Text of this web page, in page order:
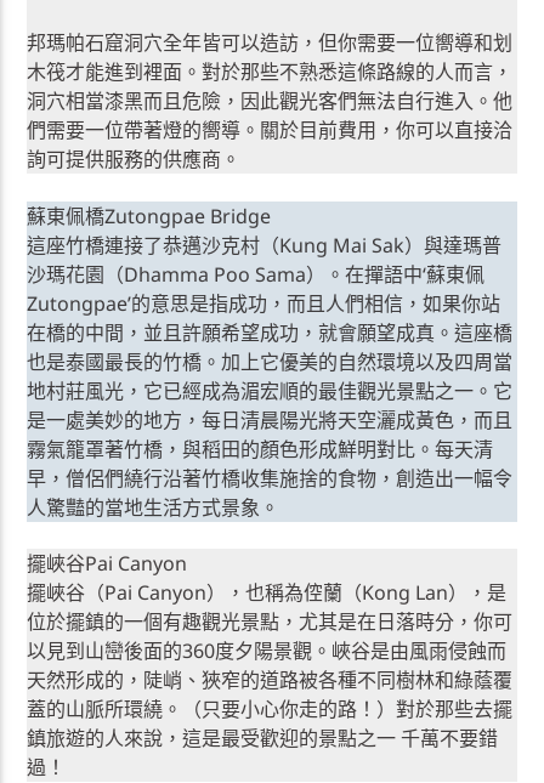
邦瑪帕石窟洞穴全年皆可以造訪，但你需要一位嚮導和划
木筏才能進到裡面。對於那些不熟悉這條路線的人而言，
洞穴相當漆黑而且危險，因此觀光客們無法自行進入。他
們需要一位帶著燈的嚮導。關於目前費用，你可以直接洽
詢可提供服務的供應商。
蘇東佩橋Zutongpae Bridge
這座竹橋連接了恭邁沙克村（Kung Mai Sak）與達瑪普
沙瑪花園（Dhamma Poo Sama）。在撣語中‘蘇東佩
Zutongpae’的意思是指成功，而且人們相信，如果你站
在橋的中間，並且許願希望成功，就會願望成真。這座橋
也是泰國最長的竹橋。加上它優美的自然環境以及四周當
地村莊風光，它已經成為湄宏順的最佳觀光景點之一。它
是一處美妙的地方，每日清晨陽光將天空灑成黃色，而且
霧氣籠罩著竹橋，與稻田的顏色形成鮮明對比。每天清
早，僧侶們繞行沿著竹橋收集施捨的食物，創造出一幅令
人驚豔的當地生活方式景象。
擺峽谷Pai Canyon
擺峽谷（Pai Canyon），也稱為倥蘭（Kong Lan），是
位於擺鎮的一個有趣觀光景點，尤其是在日落時分，你可
以見到山巒後面的360度夕陽景觀。峽谷是由風雨侵蝕而
天然形成的，陡峭、狹窄的道路被各種不同樹林和綠蔭覆
蓋的山脈所環繞。（只要小心你走的路！）對於那些去擺
鎮旅遊的人來說，這是最受歡迎的景點之一 千萬不要錯
過！